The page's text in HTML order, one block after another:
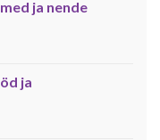
ja nende
ja